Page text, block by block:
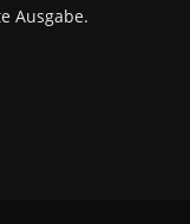
Ausgabe.